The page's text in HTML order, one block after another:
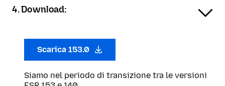
4. Download:
Scarica 153.0
Siamo nel periodo di transizione tra le versioni